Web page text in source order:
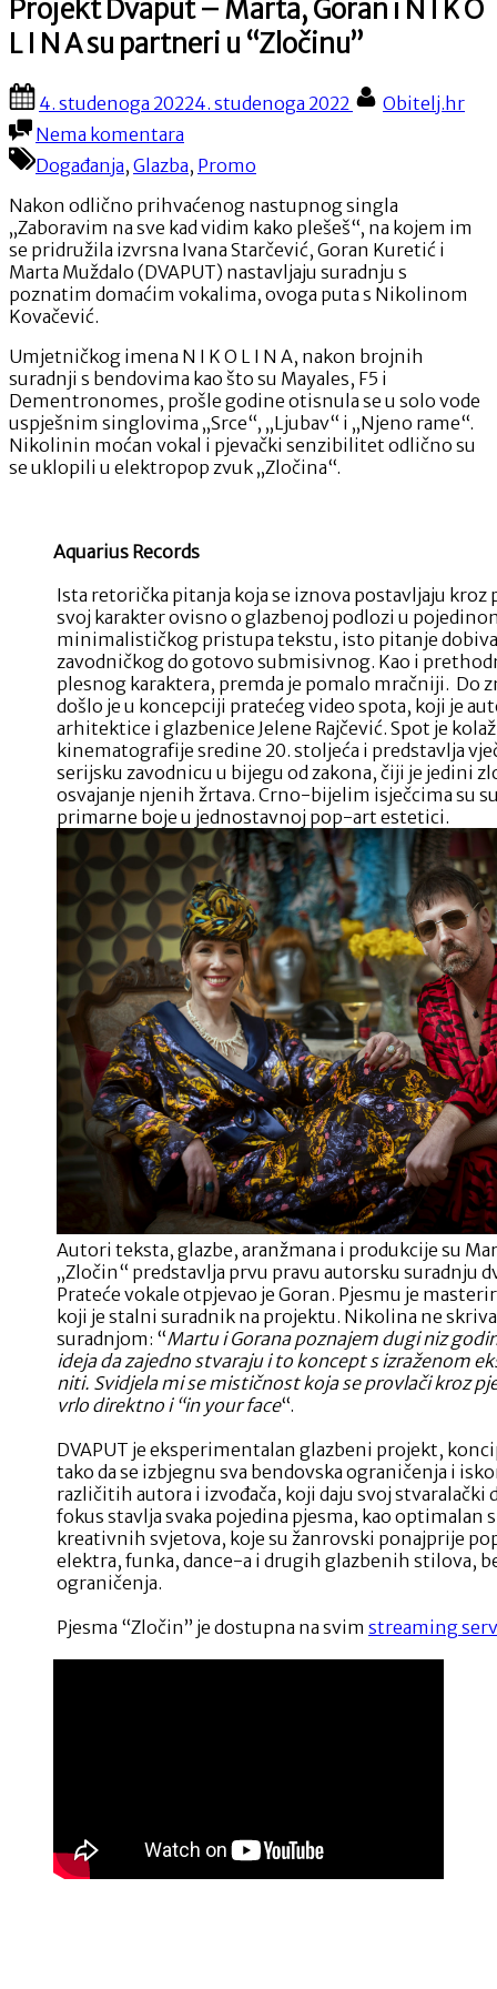
Projekt Dvaput – Marta, Goran i N I K O
L I N A su partneri u “Zločinu”
Posted
on
4. studenoga 20224. studenoga 2022 By
Obitelj.hr
Nema komentara
Projekt
Dvaput
Marta,
Goran
i
N
I
O
L
I
N
A
su
partneri
Događanja, Glazba, Promo
Nakon odlično prihvaćenog nastupnog singla
„Zaboravim na sve kad vidim kako plešeš“, na kojem im
se pridružila izvrsna Ivana Starčević, Goran Kuretić i
Marta Muždalo (DVAPUT) nastavljaju suradnju s
poznatim domaćim vokalima, ovoga puta s Nikolinom
Kovačević.
Umjetničkog imena N I K O L I N A, nakon brojnih
suradnji s bendovima kao što su Mayales, F5 i
Dementronomes, prošle godine otisnula se u solo vode
uspješnim singlovima „Srce“, „Ljubav“ i „Njeno rame“.
Nikolinin moćan vokal i pjevački senzibilitet odlično su
se uklopili u elektropop zvuk „Zločina“.
Aquarius Records
Ista retorička pitanja koja se iznova postavljaju kroz
svoj karakter ovisno o glazbenoj podlozi u
minimalističkog pristupa tekstu, isto pitanje
zavodničkog do gotovo submisivnog. Kao i
plesnog karaktera, premda je pomalo mračniji. Do
došlo je u koncepciji pratećeg video spota, koji je
arhitektice i glazbenice Jelene Rajčević. Spot je
kinematografije sredine 20. stoljeća i predstavlja
serijsku zavodnicu u bijegu od zakona, čiji je jedini
osvajanje njenih žrtava. Crno-bijelim isječcima su
primarne boje u jednostavnoj pop-art estetici.
Autori teksta, glazbe, aranžmana i produkcije su
„Zločin“ predstavlja prvu pravu autorsku suradnju
Prateće vokale otpjevao je Goran. Pjesmu je
koji je stalni suradnik na projektu. Nikolina ne
suradnjom: “Martu i Gorana poznajem dugi niz
ideja da zajedno stvaraju i to koncept s izraženom
niti. Svidjela mi se mističnost koja se provlači kroz
vrlo direktno i “in your face“.
DVAPUT je eksperimentalan glazbeni projekt,
tako da se izbjegnu sva bendovska ograničenja i
različitih autora i izvođača, koji daju svoj stvaralački
fokus stavlja svaka pojedina pjesma, kao optimalan
kreativnih svjetova, koje su žanrovski ponajprije
elektra, funka, dance-a i drugih glazbenih stilova,
ograničenja.
Pjesma “Zločin” je dostupna na svim streaming